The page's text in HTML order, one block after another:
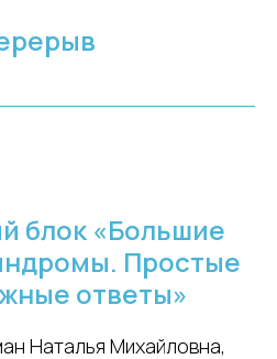
блок «Большие
Простые
ответы»
Наталья Михайловна,